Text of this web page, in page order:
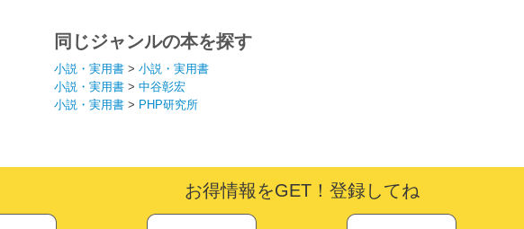
同じジャンルの本を探す
小説・実用書 > 小説・実用書
小説・実用書 > 中谷彰宏
小説・実用書 > PHP研究所
お得情報をGET！登録してね